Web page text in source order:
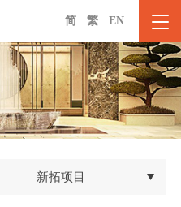
简 繁 EN
新拓项目